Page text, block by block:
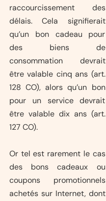
raccourcissement des
délais. Cela signifierait
qu’un bon cadeau pour
des biens de
consommation devrait
être valable cinq ans (art.
128 CO), alors qu’un bon
pour un service devrait
être valable dix ans (art.
127 CO).
Or tel est rarement le cas
des bons cadeaux ou
coupons promotionnels
achetés sur Internet, dont